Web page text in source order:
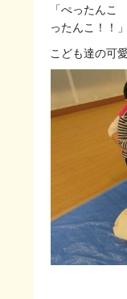
「ぺったん
ったんこ！！」
こども達の可